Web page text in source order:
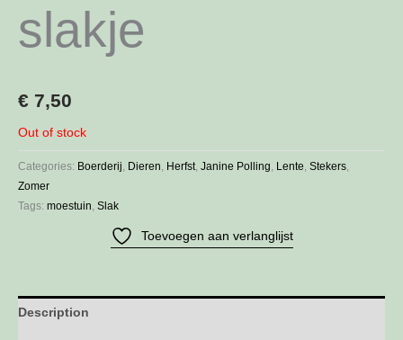
slakje
€ 7,50
Out of stock
Categories: Boerderij, Dieren, Herfst, Janine Polling, Lente, Stekers,
Zomer
Tags: moestuin, Slak
Toevoegen aan verlanglijst
Description